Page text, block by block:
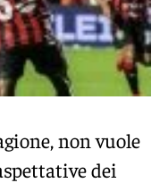
non vuole
dei